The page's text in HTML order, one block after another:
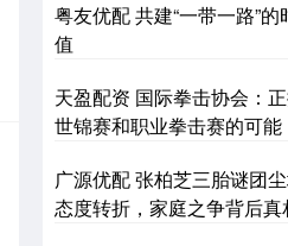
粤友优配 共建“一带一路”
值
天盈配资 国际拳击协会：
世锦赛和职业拳击赛的可能
广源优配 张柏芝三胎谜团
态度转折，家庭之争背后真